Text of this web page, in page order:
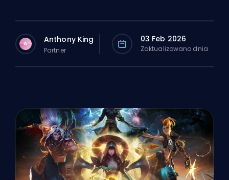
A Anthony King
Partner
03 Feb 2026
Zaktualizowano dnia